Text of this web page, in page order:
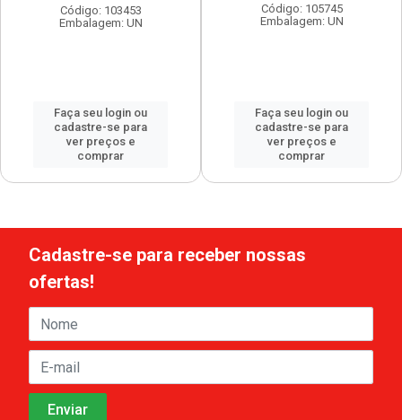
Código: 103453
Embalagem: UN
Faça seu login ou
cadastre-se para
ver preços e
comprar
Código: 105745
Embalagem: UN
Faça seu login ou
cadastre-se para
ver preços e
comprar
Cadastre-se para receber nossas
ofertas!